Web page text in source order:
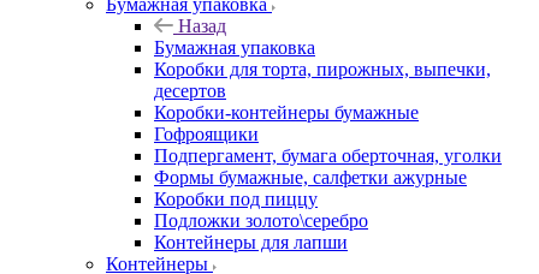
Бумажная упаковка
Назад
Бумажная упаковка
Коробки для торта, пирожных, выпечки,
десертов
Коробки-контейнеры бумажные
Гофроящики
Подпергамент, бумага оберточная, уголки
Формы бумажные, салфетки ажурные
Коробки под пиццу
Подложки золото\серебро
Контейнеры для лапши
Контейнеры